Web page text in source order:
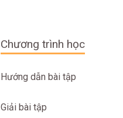
Chương trình học
Hướng dẫn bài tập
Giải bài tập